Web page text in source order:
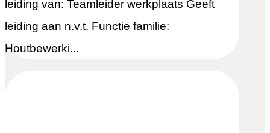
leiding van: Teamleider werkplaats Geeft
leiding aan n.v.t. Functie familie:
Houtbewerki...